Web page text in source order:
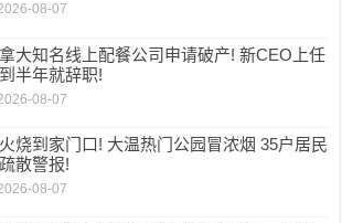
08-07
大知名线上配餐公司申请破产! 新CEO上任
半年就辞职!
08-07
烧到家门口! 大温热门公园冒浓烟 35户居民
散警报!
08-07